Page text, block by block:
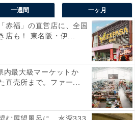
一週間 一ヶ月
赤福」の直営店に、全国
店も！ 東名阪・伊...
内最大級マーケットか
直売所まで。ファー...